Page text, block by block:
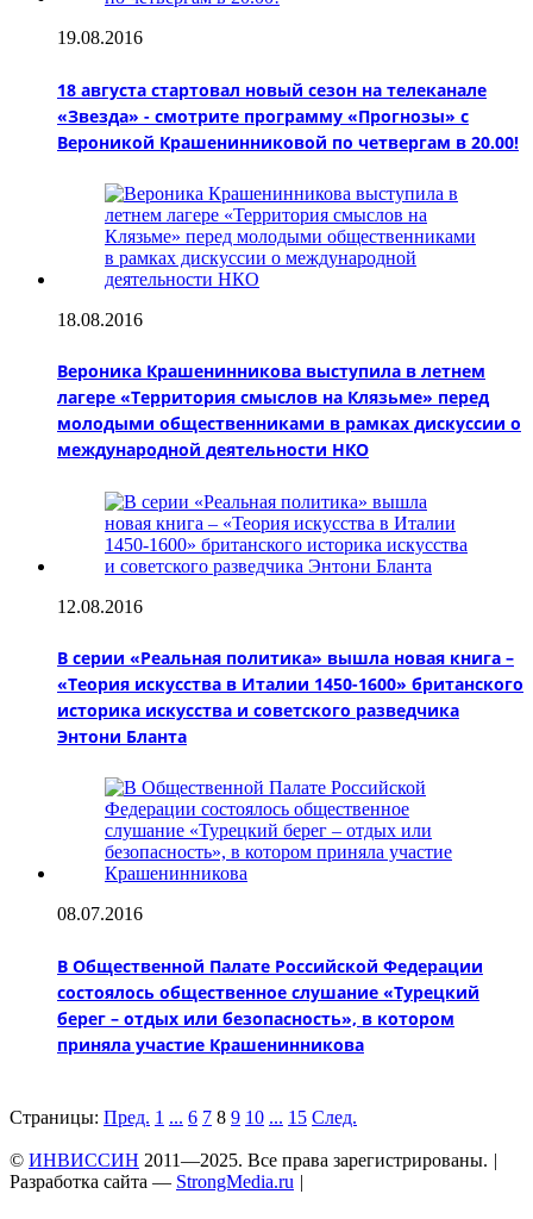
19.08.2016
18 августа стартовал новый сезон на телеканале
«Звезда» - смотрите программу «Прогнозы» с
Вероникой Крашенинниковой по четвергам в 20.00!
18.08.2016
Вероника Крашенинникова выступила в летнем
лагере «Территория смыслов на Клязьме» перед
молодыми общественниками в рамках дискуссии о
международной деятельности НКО
12.08.2016
В серии «Реальная политика» вышла новая книга –
«Теория искусства в Италии 1450-1600» британского
историка искусства и советского разведчика
Энтони Бланта
08.07.2016
В Общественной Палате Российской Федерации
состоялось общественное слушание «Турецкий
берег – отдых или безопасность», в котором
приняла участие Крашенинникова
Страницы: Пред. 1 ... 6 7 8 9 10 ... 15 След.
© ИНВИССИН 2011—2025. Все права зарегистрированы. |
Разработка сайта — StrongMedia.ru |